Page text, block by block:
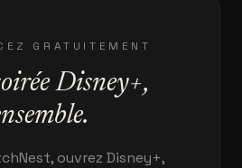
GRATUITEMENT
Disney+,
ouvrez Disney+,